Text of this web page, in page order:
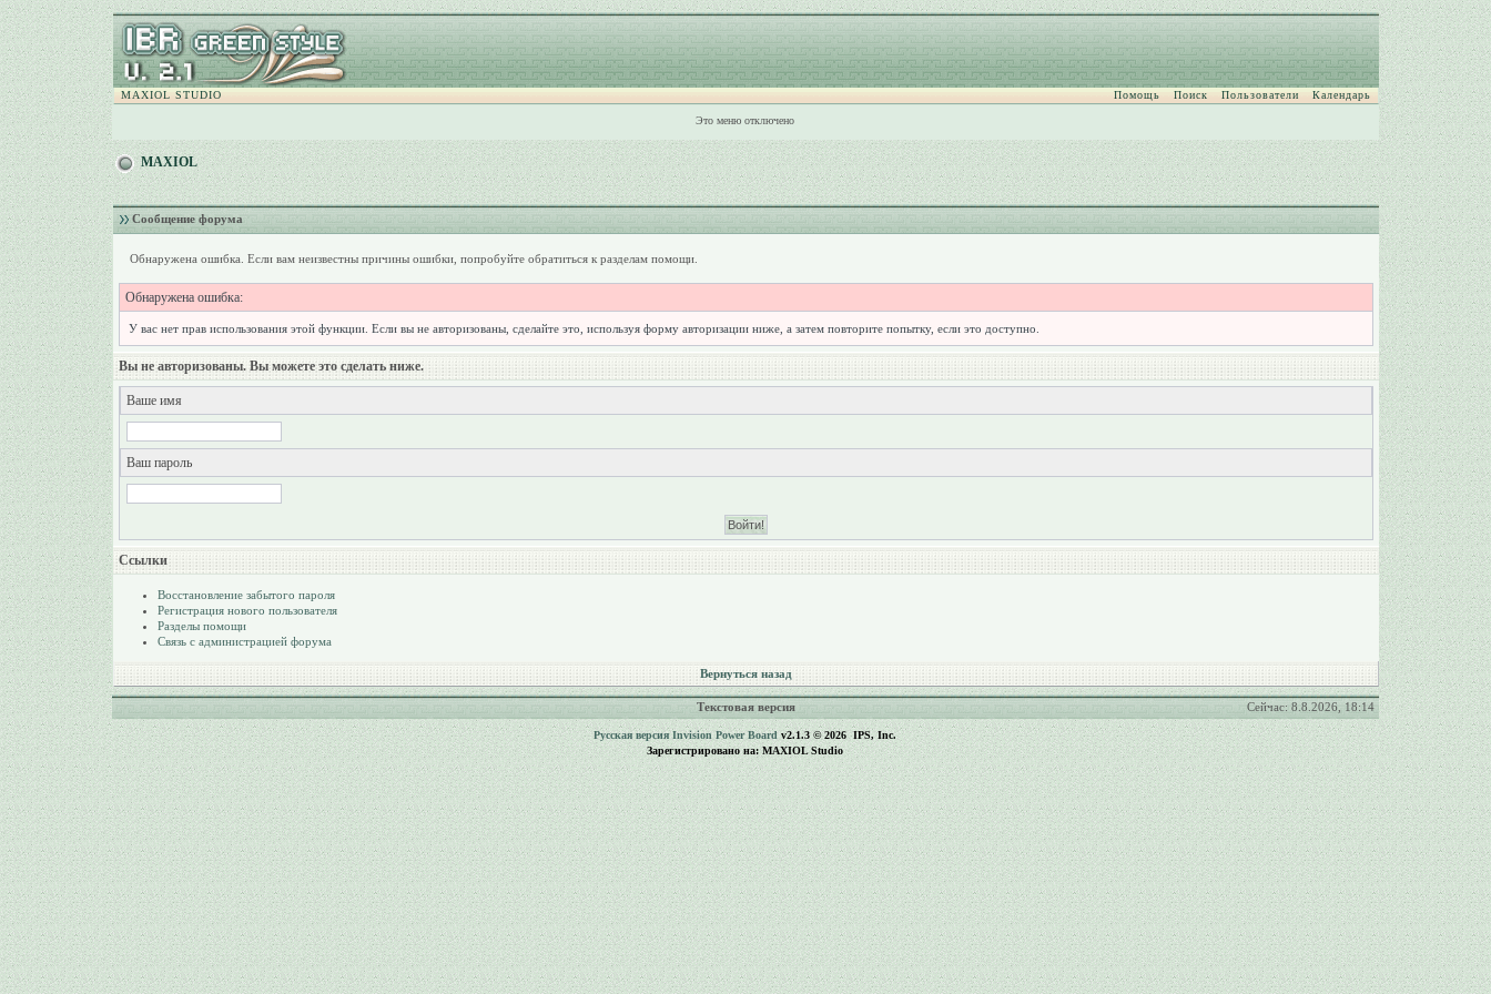
MAXIOL STUDIO Помощь Поиск Пользователи Календарь
Это меню отключено
MAXIOL
Сообщение форума
Обнаружена ошибка. Если вам неизвестны причины ошибки, попробуйте обратиться к разделам помощи.
Обнаружена ошибка:
У вас нет прав использования этой функции. Если вы не авторизованы, сделайте это, используя форму авторизации ниже, а затем повторите попытку, если это доступно.
Вы не авторизованы. Вы можете это сделать ниже.
Ваше имя
Ваш пароль
Ссылки
Восстановление забытого пароля
Регистрация нового пользователя
Разделы помощи
Связь с администрацией форума
Вернуться назад
Текстовая версия Сейчас: 8.8.2026, 18:14
Русская версия Invision Power Boardv2.1.3 © 2026 IPS, Inc.
Зарегистрировано на: MAXIOL Studio